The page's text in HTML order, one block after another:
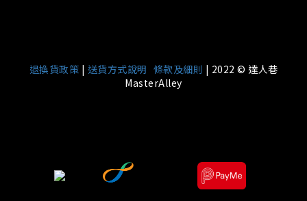
退換貨政策 | 送貨方式說明 條款及細則 | 2022 © 達人巷
MasterAlley